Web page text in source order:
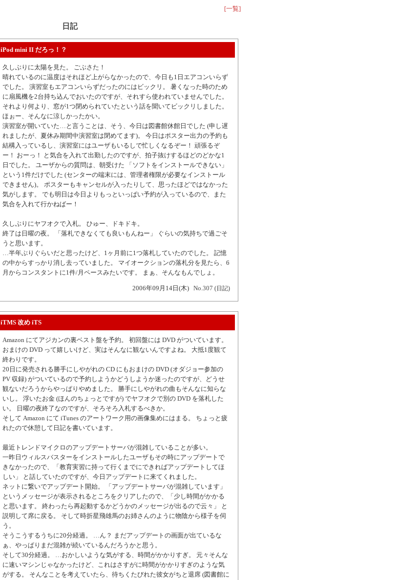
[一覧]
日記
iPod mini II だろっ！？
久しぶりに太陽を見た。 ごぶさた！
晴れているのに温度はそれほど上がらなかったので、今日も1日エアコンいらず
でした。 演習室もエアコンいらずだったのにはビックリ。 暑くなった時のため
に扇風機を2台持ち込んでおいたのですが、それすら使われていませんでした。
それより何より、窓が1つ閉められていたという話を聞いてビックリしました。
ほぉー、そんなに涼しかったかい。
演習室が開いていた…と言うことは、そう、今日は図書館休館日でした (申し遅
れましたが、夏休み期間中演習室は閉めてます)。 今日はポスター出力の予約も
結構入っているし、演習室にはユーザもいるしで忙しくなるぞー！ 頑張るぞ
ー！ おーっ！ と気合を入れて出勤したのですが、拍子抜けするほどのどかな1
日でした。 ユーザからの質問は、朝受けた 「ソフトをインストールできない」
という1件だけでした (センターの端末には、管理者権限が必要なインストール
できません)。 ポスターもキャンセルが入ったりして、思ったほどではなかった
気がします。 でも明日は今日よりもっといっぱい予約が入っているので、また
気合を入れて行かねばー！
久しぶりにヤフオクで入札。 ひゅー、ドキドキ。
終了は日曜の夜。 「落札できなくても良いもんねー」 ぐらいの気持ちで過ごそ
うと思います。
…半年ぶりぐらいだと思ったけど、1ヶ月前に1つ落札していたのでした。 記憶
の中からすっかり消し去っていました。 マイオークションの落札分を見たら、6
月からコンスタントに1件/月ペースみたいです。 まぁ、そんなもんでしょ。
2006年09月14日(木) No.307 (日記)
iTMS 改め iTS
Amazon にてアジカンの裏ベスト盤を予約。 初回盤には DVD がついています。
おまけの DVD って嬉しいけど、実はそんなに観ないんですよね。 大抵1度観て
終わりです。
20日に発売される勝手にしやがれの CD にもおまけの DVD (オダジョー参加の
PV 収録) がついているので予約しようかどうしようか迷ったのですが、どうせ
観ないだろうからやっぱりやめました。 勝手にしやがれの曲もそんなに知らな
いし。 浮いたお金 (ほんのちょっとですが) でヤフオクで別の DVD を落札した
い。 日曜の夜終了なのですが、そろそろ入札するべきか。
そして Amazon にて iTunes のアートワーク用の画像集めにはまる。 ちょっと疲
れたので休憩して日記を書いています。
最近トレンドマイクロのアップデートサーバが混雑していることが多い。
一昨日ウィルスバスターをインストールしたユーザもその時にアップデートで
きなかったので、「教育実習に持って行くまでにできればアップデートしてほ
しい」 と話していたのですが、今日アップデートに来てくれました。
ネットに繋いでアップデート開始。 「アップデートサーバが混雑しています」
というメッセージが表示されるところをクリアしたので、「少し時間がかかる
と思います。 終わったら再起動するかどうかのメッセージが出るので云々」 と
説明して席に戻る。 そして時折星飛雄馬のお姉さんのように物陰から様子を伺
う。
そうこうするうちに20分経過。 …ん？ まだアップデートの画面が出ているな
ぁ、やっぱりまだ混雑が続いているんだろうかと思う。
そして30分経過。 …おかしいような気がする、時間がかかりすぎ。 元々そんな
に速いマシンじゃなかったけど、これはさすがに時間がかかりすぎのような気
がする。 そんなことを考えていたら、待ちくたびれた彼女がちと退席 (図書館に